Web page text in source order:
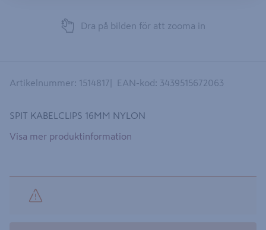
Dra på bilden för att zooma in
Artikelnummer: 1514817 EAN-kod : 3439515672063
SPIT KABELCLIPS 16MM NYLON
Visa mer produktinformation